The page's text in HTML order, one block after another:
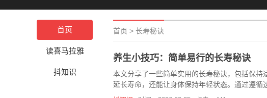
首页
读喜马拉雅
抖知识
首页 > 长寿秘诀
养生小技巧：简单易行的长寿秘诀
本文分享了一些简单实用的长寿秘诀，包括保
延长寿命，还能让身体保持年轻状态。通过遵循